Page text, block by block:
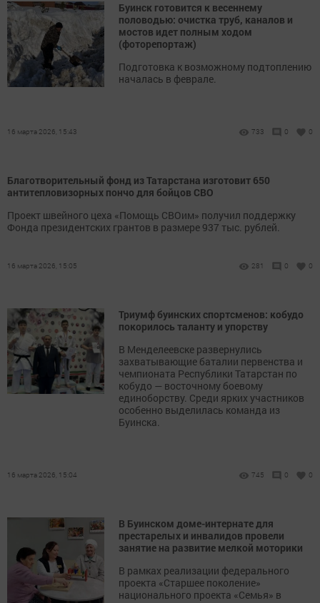
Буинск готовится к весеннему
половодью: очистка труб, каналов и
мостов идет полным ходом
(фоторепортаж)
Подготовка к возможному подтоплению
началась в феврале.
16 марта 2026, 15:43 733 0 0
Благотворительный фонд из Татарстана изготовит 650
антитепловизорных пончо для бойцов СВО
Проект швейного цеха «Помощь СВОим» получил поддержку
Фонда президентских грантов в размере 937 тыс. рублей.
16 марта 2026, 15:05 281 0 0
Триумф буинских спортсменов: кобудо
покорилось таланту и упорству
В Менделеевске развернулись
захватывающие баталии первенства и
чемпионата Республики Татарстан по
кобудо — восточному боевому
единоборству. Среди ярких участников
особенно выделилась команда из
Буинска.
16 марта 2026, 15:04 745 0 0
В Буинском доме-интернате для
престарелых и инвалидов провели
занятие на развитие мелкой моторики
В рамках реализации федерального
проекта «Старшее поколение»
национального проекта «Семья» в